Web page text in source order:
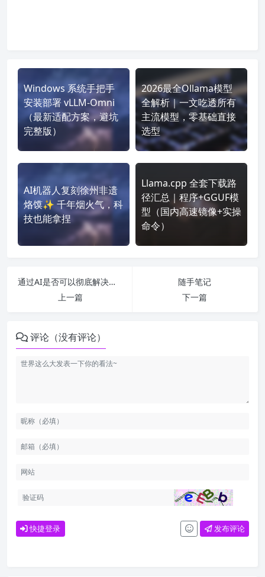
Windows 系统手把手
安装部署 vLLM-Omni
（最新适配方案，避坑
完整版）
2026最全Ollama模型
全解析｜一文吃透所有
主流模型，零基础直接
选型
AI机器人复刻徐州非遗
烙馍✨ 千年烟火气，科
技也能拿捏
Llama.cpp 全套下载路
径汇总｜程序+GGUF模
型（国内高速镜像+实操
命令）
通过AI是否可以彻底解决黄牛问题？
上一篇
随手笔记
下一篇
评论（没有评论）
快捷登录 发布评论